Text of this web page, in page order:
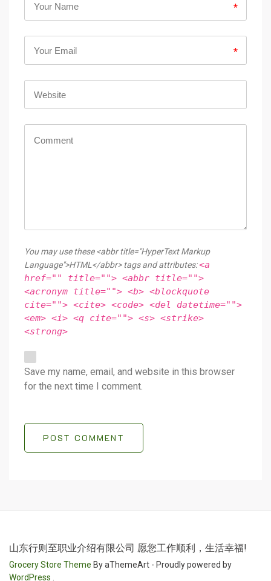
*
*
You may use these <abbr title="HyperText Markup
Language">HTML</abbr> tags and attributes:<a
href="" title=""> <abbr title="">
<acronym title=""> <b> <blockquote
cite=""> <cite> <code> <del datetime="">
<em> <i> <q cite=""> <s> <strike>
<strong>
Save my name, email, and website in this browser
for the next time I comment.
POST COMMENT
山东行则至职业介绍有限公司 愿您工作顺利，生活幸福!
Grocery Store Theme By aThemeArt - Proudly powered by
WordPress